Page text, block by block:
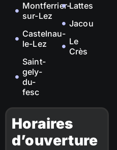
Montferrier-
sur-Lez
Castelnau-
le-Lez
Saint-
gely-
du-
fesc
Lattes
Jacou
Le
Crès
Horaires
d’ouverture